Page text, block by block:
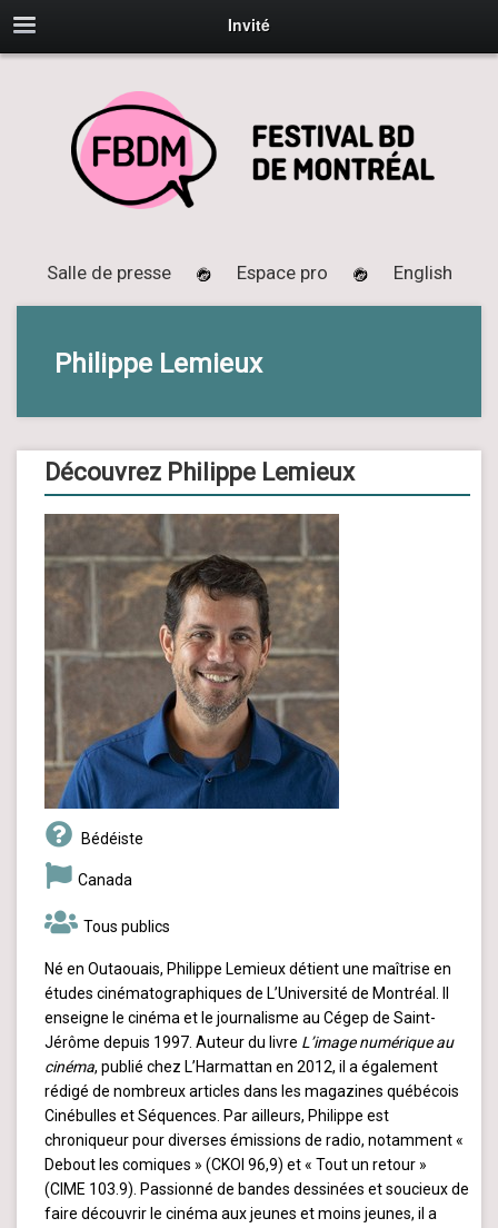
Invité
Salle de presse Espace pro English
Philippe Lemieux
Découvrez Philippe Lemieux
Bédéiste
Canada
Tous publics
Né en Outaouais, Philippe Lemieux détient une maîtrise en
études cinématographiques de L’Université de Montréal. Il
enseigne le cinéma et le journalisme au Cégep de Saint-
Jérôme depuis 1997. Auteur du livre L’image numérique au
cinéma, publié chez L’Harmattan en 2012, il a également
rédigé de nombreux articles dans les magazines québécois
Cinébulles et Séquences. Par ailleurs, Philippe est
chroniqueur pour diverses émissions de radio, notamment «
Debout les comiques » (CKOI 96,9) et « Tout un retour »
(CIME 103.9). Passionné de bandes dessinées et soucieux de
faire découvrir le cinéma aux jeunes et moins jeunes, il a